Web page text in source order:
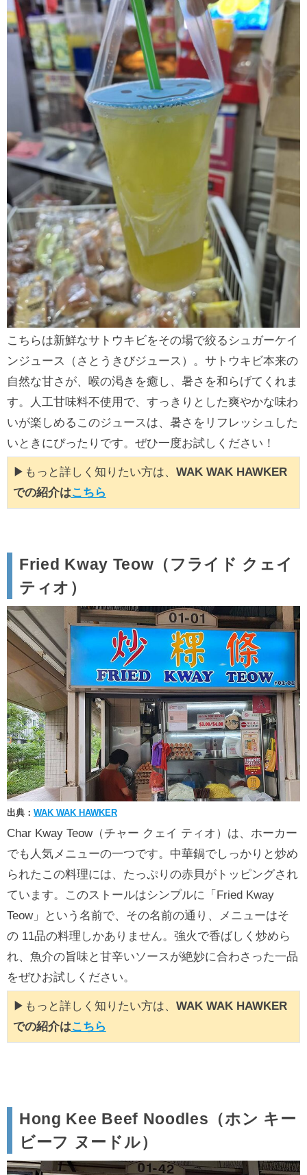
こちらは新鮮なサトウキビをその場で絞るシュガーケイ
ンジュース（さとうきびジュース）。サトウキビ本来の
自然な甘さが、喉の渇きを癒し、暑さを和らげてくれま
す。人工甘味料不使用で、すっきりとした爽やかな味わ
いが楽しめるこのジュースは、暑さをリフレッシュした
いときにぴったりです。ぜひ一度お試しください！
▶もっと詳しく知りたい方は、 WAK WAK HAWKER
での紹介はこちら
Fried Kway Teow（フライド クェイ
ティオ）
出典： WAK WAK HAWKER
Char Kway Teow（チャー クェイ ティオ）は、ホーカー
でも人気メニューの一つです。中華鍋でしっかりと炒め
られたこの料理には、たっぷりの赤貝がトッピングされ
ています。このストールはシンプルに「Fried Kway
Teow」という名前で、その名前の通り、メニューはそ
の 11品の料理しかありません。強火で香ばしく炒めら
れ、魚介の旨味と甘辛いソースが絶妙に合わさった一品
をぜひお試しください。
▶もっと詳しく知りたい方は、 WAK WAK HAWKER
での紹介はこちら
Hong Kee Beef Noodles（ホン キー
ビーフ ヌードル）